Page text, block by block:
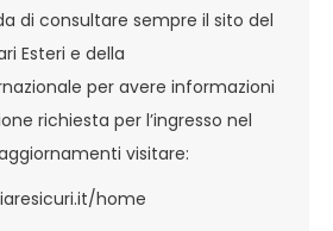
di consultare sempre il sito del
Esteri e della
per avere informazioni
richiesta per l’ingresso nel
visitare:
home